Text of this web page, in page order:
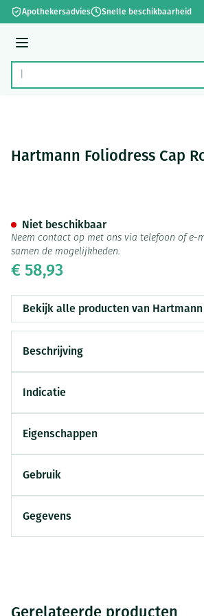
Ga naar de inhoud
Apothekersadvies Snelle beschikbaarheid
Menu
Product, merk, categorie...
Hartmann Foliodress Cap
€ 58,93
Niet beschikbaar
Neem contact op met ons via telefoon of e-
samen de mogelijkheden.
Bekijk alle producten van Hartmann
Beschrijving
Indicatie
Eigenschappen
Gebruik
Gegevens
Gerelateerde producten